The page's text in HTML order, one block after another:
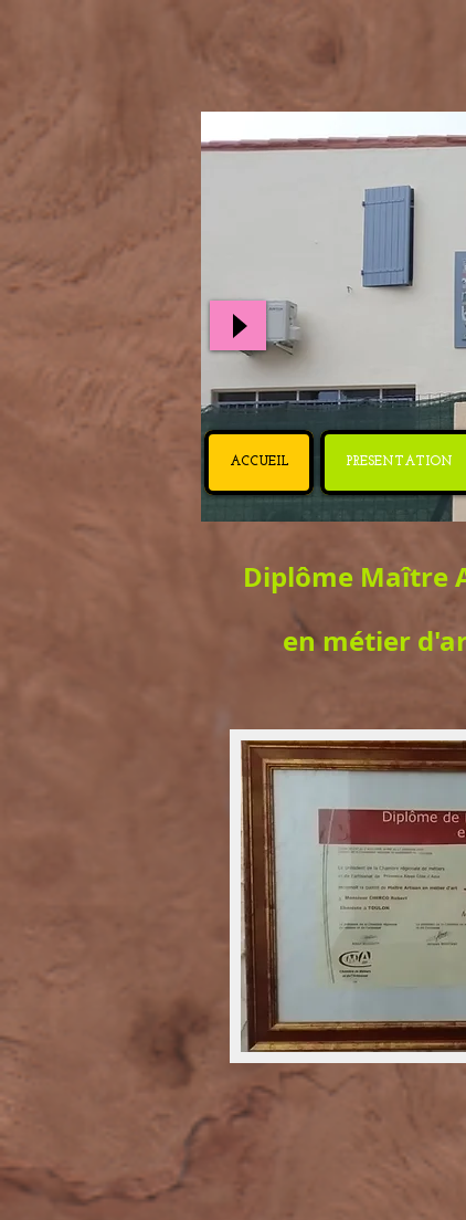
Robert
ACCUEIL PRESENTATION
Diplôme Maître
en métier